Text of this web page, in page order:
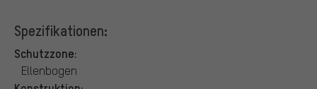
Spezifikationen:
Schutzzone:
Ellenbogen